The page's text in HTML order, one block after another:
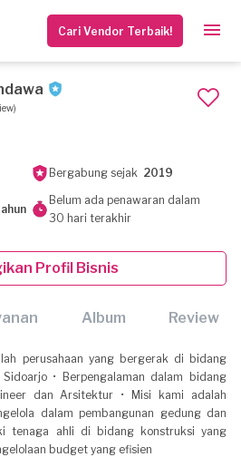
Cari Vendor Terbaik!
Bergabung sejak 2019
Belum ada penawaran dalam
30 hari terakhir
Profil Bisnis
Album Review
perusahaan yang bergerak di bidang
• Berpengalaman dalam bidang
dan Arsitektur • Misi kami adalah
dalam pembangunan gedung dan
tenaga ahli di bidang konstruksi yang
budget yang efisien